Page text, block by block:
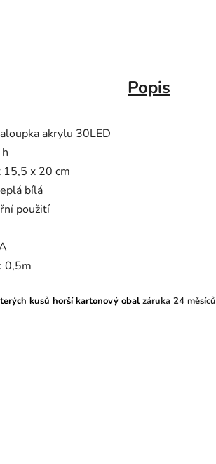
Popis
akrylu 30LED
15,5 x 20 cm
bílá
použití
0,5m
kusů horší kartonový obal záruka 24 měsíců